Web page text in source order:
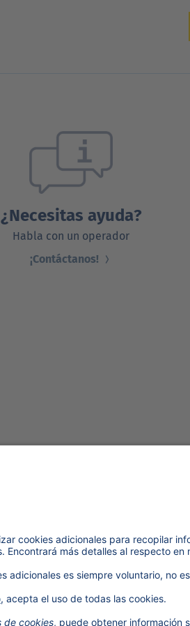
¿Necesitas ayuda?
Habla con un operador
¡Contáctanos!